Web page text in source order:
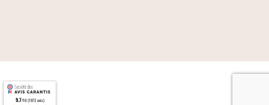
9.7/10 (1972 avis)